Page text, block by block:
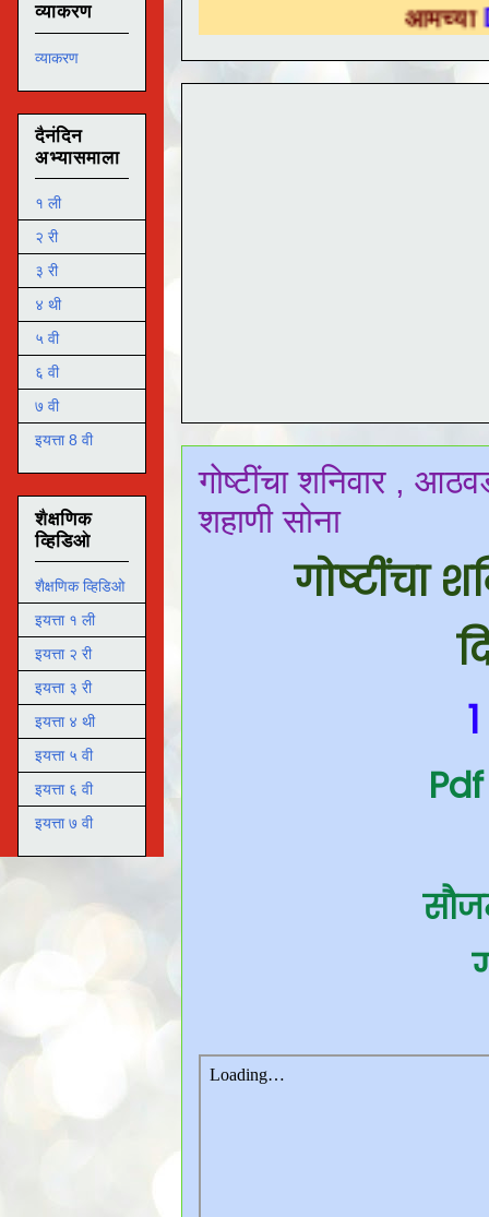
DS
गोष्टींचा शनिवार ,
शहाणी सोना
गोष्टींचा
व्याकरण
व्याकरण
दैनंदिन
अभ्यासमाला
१ ली
२ री
३ री
४ थी
५ वी
६ वी
७ वी
इयत्ता 8 वी
शैक्षणिक
व्हिडिओ
शैक्षणिक व्हिडिओ
इयत्ता १ ली
इयत्ता २ री
इयत्ता ३ री
इयत्ता ४ थी
इयत्ता ५ वी
इयत्ता ६ वी
इयत्ता ७ वी